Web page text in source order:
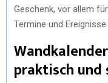
Geschenk, vor allem
Termine und
praktisch